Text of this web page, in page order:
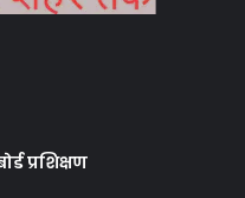
प्रशिक्षण